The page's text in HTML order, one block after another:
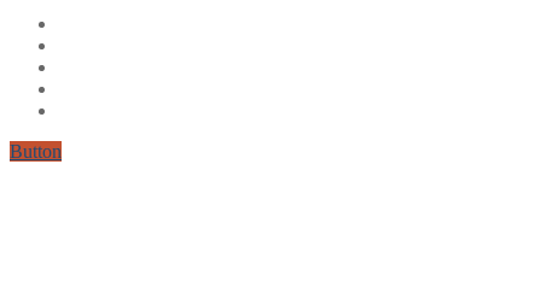
Button